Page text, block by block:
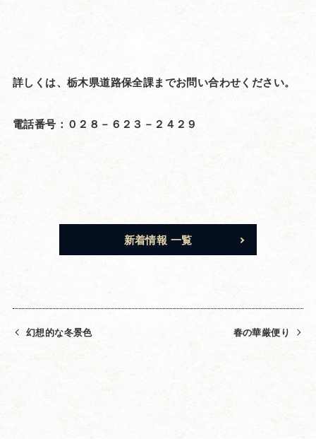
詳しくは、栃木県道路保全課までお問い合わせください。
電話番号：０２８－６２３－２４２９
新着情報 一覧
幻想的な冬景色 春の華厳便り